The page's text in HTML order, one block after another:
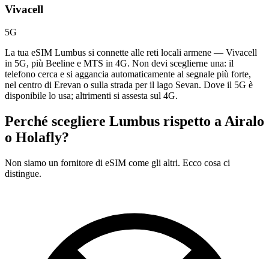
Vivacell
5G
La tua eSIM Lumbus si connette alle reti locali armene — Vivacell
in 5G, più Beeline e MTS in 4G. Non devi sceglierne una: il
telefono cerca e si aggancia automaticamente al segnale più forte,
nel centro di Erevan o sulla strada per il lago Sevan. Dove il 5G è
disponibile lo usa; altrimenti si assesta sul 4G.
Perché scegliere Lumbus rispetto a Airalo
o Holafly?
Non siamo un fornitore di eSIM come gli altri. Ecco cosa ci
distingue.